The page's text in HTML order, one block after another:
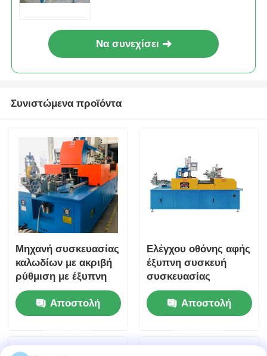
Να συνεχίσει
Συνιστώμενα προϊόντα
Μηχανή συσκευασίας
καλωδίων με ακριβή
ρύθμιση με έξυπνη
οθόνη αφής 30-60
σακούλες/λεπτο
Αποστολή
Ελέγχου οθόνης αφής
έξυπνη συσκευή
συσκευασίας
καλωδίων 30-60
σακούλες / λεπτό
υψηλή απόδοση
Αποστολή